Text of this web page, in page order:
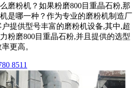
磨粉机？如果粉磨800目重晶石粉,那
是哪一种？作为专业的磨粉机制造厂
提供型号丰富的磨粉机设备,其中,超
粉磨800目重晶石粉,并且提供的选型
更高。
8511